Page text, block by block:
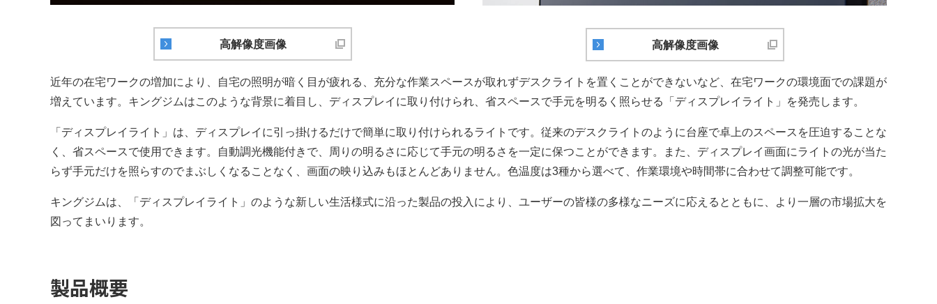
高解像度画像 高解像度画像
近年の在宅ワークの増加により、自宅の照明が暗く目が疲れる、充分な作業スペースが取れずデスクライトを置くことができないなど、在宅ワークの環境面での課題が
増えています。キングジムはこのような背景に着目し、ディスプレイに取り付けられ、省スペースで手元を明るく照らせる「ディスプレイライト」を発売します。
「ディスプレイライト」は、ディスプレイに引っ掛けるだけで簡単に取り付けられるライトです。従来のデスクライトのように台座で卓上のスペースを圧迫することな
く、省スペースで使用できます。自動調光機能付きで、周りの明るさに応じて手元の明るさを一定に保つことができます。また、ディスプレイ画面にライトの光が当た
らず手元だけを照らすのでまぶしくなることなく、画面の映り込みもほとんどありません。色温度は3種から選べて、作業環境や時間帯に合わせて調整可能です。
キングジムは、「ディスプレイライト」のような新しい生活様式に沿った製品の投入により、ユーザーの皆様の多様なニーズに応えるとともに、より一層の市場拡大を
図ってまいります。
製品概要